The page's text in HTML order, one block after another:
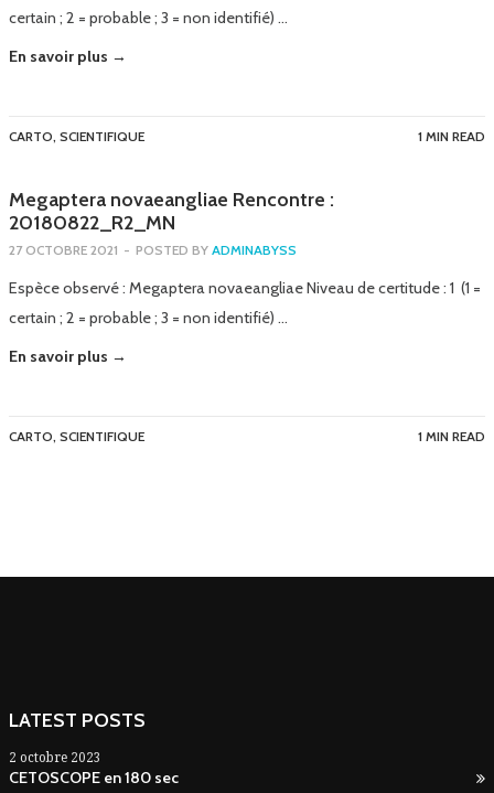
certain ; 2 = probable ; 3 = non identifié) …
En savoir plus →
CARTO, SCIENTIFIQUE 1 MIN READ
Megaptera novaeangliae Rencontre :
20180822_R2_MN
27 OCTOBRE 2021 - POSTED BY ADMINABYSS
Espèce observé : Megaptera novaeangliae Niveau de certitude : 1 (1 =
certain ; 2 = probable ; 3 = non identifié) …
En savoir plus →
CARTO, SCIENTIFIQUE 1 MIN READ
LATEST POSTS
2 octobre 2023
CETOSCOPE en 180 sec